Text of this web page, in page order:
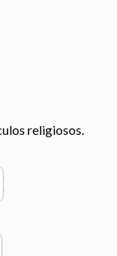
religiosos.